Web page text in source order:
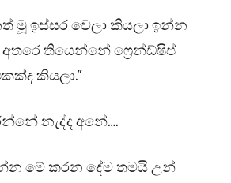
මූ ඉස්සර වෙලා කියලා ඉන්න
තියෙන්නේ ෆ්‍රෙන්ඩ්ෂිප්
කියලා.”
නැද්ද අනේ….
මේ කරන දේම තමයි උන්